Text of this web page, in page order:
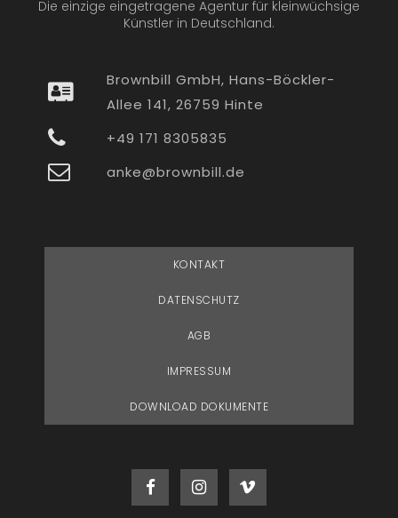
Die einzige eingetragene Agentur für kleinwüchsige
Künstler in Deutschland.
Brownbill GmbH, Hans-Böckler-
Allee 141, 26759 Hinte
+49 171 8305835
anke@brownbill.de
KONTAKT
DATENSCHUTZ
AGB
IMPRESSUM
DOWNLOAD DOKUMENTE